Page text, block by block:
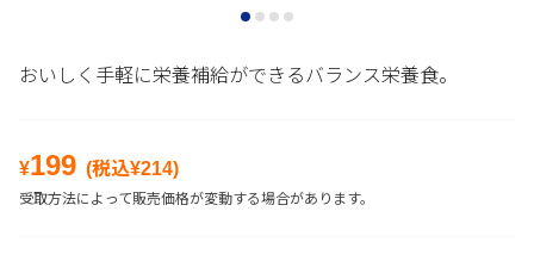
おいしく手軽に栄養補給ができるバランス栄養食。
¥199 (税込¥214)
受取方法によって販売価格が変動する場合があります。